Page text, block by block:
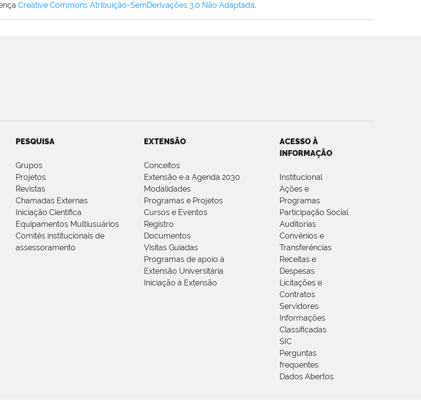
Creative Commons Atribuição-SemDerivações 3.0 Não Adaptada.
PESQUISA
Grupos
Projetos
Revistas
Chamadas Externas
Iniciação Científica
Equipamentos Multiusuários
Comitês institucionais de
assessoramento
EXTENSÃO
Conceitos
Extensão e a Agenda 2030
Modalidades
Programas e Projetos
Cursos e Eventos
Registro
Documentos
Visitas Guiadas
Programas de apoio à
Extensão Universitária
Iniciação à Extensão
ACESSO À
INFORMAÇÃO
Institucional
Ações e
Programas
Participação Social
Auditorias
Convênios e
Transferências
Receitas e
Despesas
Licitações e
Contratos
Servidores
Informações
Classificadas
SIC
Perguntas
frequentes
Dados Abertos